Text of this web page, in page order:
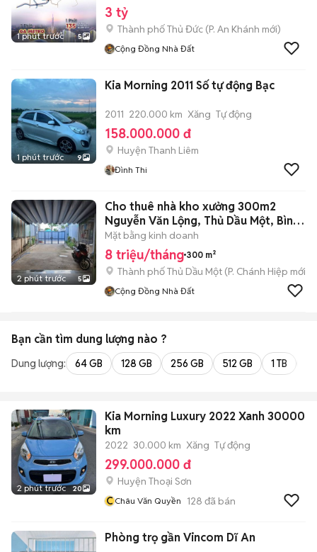
1 phút trước 5
3 tỷ
Thành phố Thủ Đức (P. An Khánh mới)
Cộng Đồng Nhà Đất
1 phút trước 9
Kia Morning 2011 Số tự động Bạc
2011 220.000 km Xăng Tự động
158.000.000 đ
Huyện Thanh Liêm
Đình Thi
2 phút trước 5
Cho thuê nhà kho xưởng 300m2
Nguyễn Văn Lộng, Thủ Dầu Một, Bình
Dương
Mặt bằng kinh doanh
8 triệu/tháng 300 m²
Thành phố Thủ Dầu Một (P. Chánh Hiệp mới)
Cộng Đồng Nhà Đất
Bạn cần tìm dung lượng nào ?
Dung lượng: 64 GB 128 GB 256 GB 512 GB 1 TB
2 phút trước 20
Kia Morning Luxury 2022 Xanh 30000
km
2022 30.000 km Xăng Tự động
299.000.000 đ
Huyện Thoại Sơn
CChâu Văn Quyền 128 đã bán
Phòng trọ gần Vincom Dĩ An